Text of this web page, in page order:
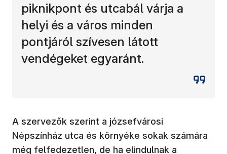
piknikpont és utcabál várja a
helyi és a város minden
pontjáról szívesen látott
vendégeket egyaránt.
A szervezők szerint a józsefvárosi
Népszínház utca és környéke sokak számára
még felfedezetlen, de ha elindulnak a